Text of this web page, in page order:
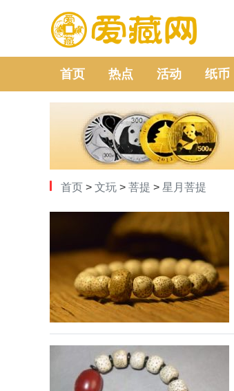
首页 热点 活动 纸币
首页 > 文玩 > 菩提 > 星月菩提